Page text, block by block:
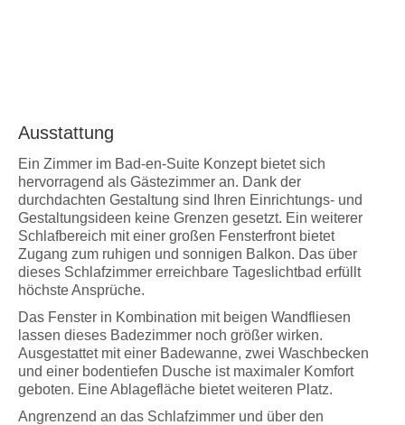
Ausstattung
Ein Zimmer im Bad-en-Suite Konzept bietet sich
hervorragend als Gästezimmer an. Dank der
durchdachten Gestaltung sind Ihren Einrichtungs- und
Gestaltungsideen keine Grenzen gesetzt. Ein weiterer
Schlafbereich mit einer großen Fensterfront bietet
Zugang zum ruhigen und sonnigen Balkon. Das über
dieses Schlafzimmer erreichbare Tageslichtbad erfüllt
höchste Ansprüche.
Das Fenster in Kombination mit beigen Wandfliesen
lassen dieses Badezimmer noch größer wirken.
Ausgestattet mit einer Badewanne, zwei Waschbecken
und einer bodentiefen Dusche ist maximaler Komfort
geboten. Eine Ablagefläche bietet weiteren Platz.
Angrenzend an das Schlafzimmer und über den